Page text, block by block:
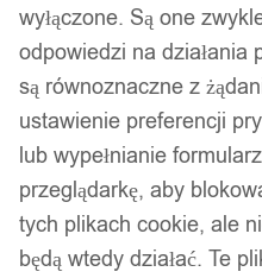
wyłączone. Są one
odpowiedzi na działania
są równoznaczne z
ustawienie preferencji
lub wypełnianie
przeglądarkę, aby
tych plikach cookie, ale
będą wtedy działać. Te